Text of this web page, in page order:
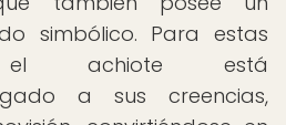
simbólico. Para estas
el achiote está
a sus creencias,